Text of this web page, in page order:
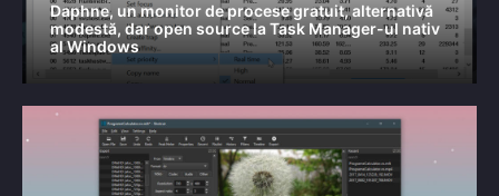
Daphne, un monitor de procese gratuit, alternativă
modestă, dar open source la Task Manager-ul nativ
al Windows